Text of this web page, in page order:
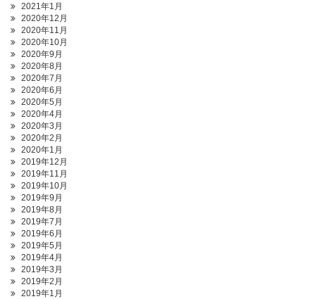
2021年1月
2020年12月
2020年11月
2020年10月
2020年9月
2020年8月
2020年7月
2020年6月
2020年5月
2020年4月
2020年3月
2020年2月
2020年1月
2019年12月
2019年11月
2019年10月
2019年9月
2019年8月
2019年7月
2019年6月
2019年5月
2019年4月
2019年3月
2019年2月
2019年1月